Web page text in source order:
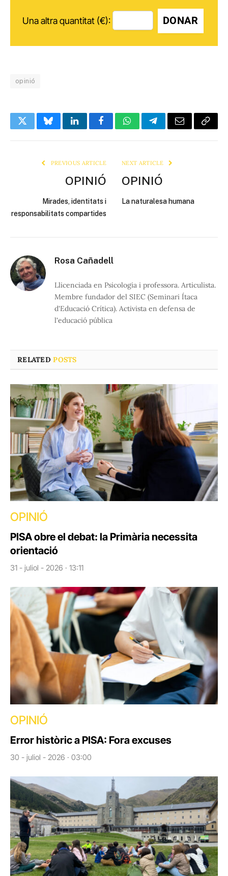
Una altra quantitat (€): DONAR
opinió
TwitterBlueskyLinkedInFacebookWhatsAppTelegramEmail Copy
PREVIOUS ARTICLE
OPINIÓ
Mirades, identitats i
responsabilitats compartides
NEXT ARTICLE
OPINIÓ
La naturalesa humana
Rosa Cañadell
Llicenciada en Psicologia i professora. Articulista.
Membre fundador del SIEC (Seminari Ítaca
d'Educació Crítica). Activista en defensa de
l'educació pública
RELATEDPOSTS
OPINIÓ
PISA obre el debat: la Primària necessita
orientació
31 - juliol - 2026 · 13:11
OPINIÓ
Error històric a PISA: Fora excuses
30 - juliol - 2026 · 03:00